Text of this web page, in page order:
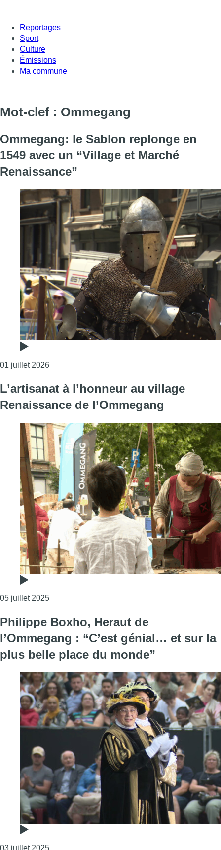
Reportages
Sport
Culture
Émissions
Ma commune
Mot-clef : Ommegang
Ommegang: le Sablon replonge en
1549 avec un “Village et Marché
Renaissance”
01 juillet 2026Consulter l'article "Ommegang: le Sablon
L’artisanat à l’honneur au village
Renaissance de l’Ommegang
05 juillet 2025Consulter l'article "L’artisanat à l’honneur au
Philippe Boxho, Heraut de
l’Ommegang : “C’est génial… et sur la
plus belle place du monde”
03 juillet 2025Consulter l'article "Philippe Boxho, Heraut de